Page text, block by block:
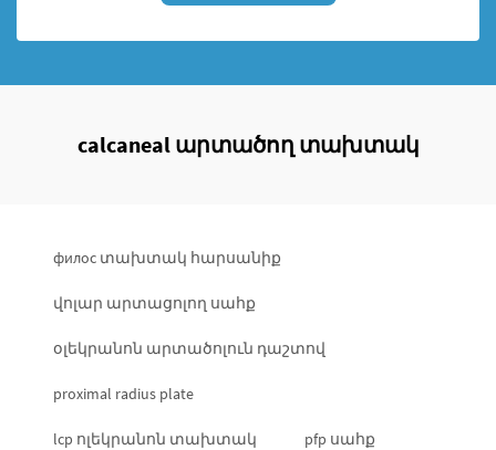
calcaneal արտածող տախտակ
филос տախտակ հարսանիք
վոլար արտացոլող սահք
օլեկրանոն արտածոլուն դաշտով
proximal radius plate
lcp ոլեկրանոն տախտակ pfp սահք